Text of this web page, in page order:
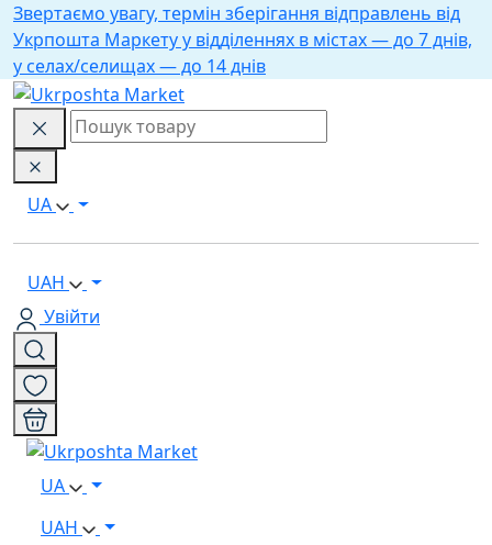
Звертаємо увагу, термін зберігання відправлень від
Укрпошта Маркету у відділеннях в містах — до 7 днів,
у селах/селищах — до 14 днів
UA
UAH
Увійти
UA
UAH